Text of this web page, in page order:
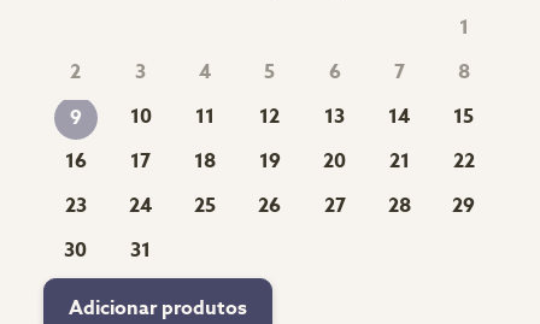
1
2
3 4 5 6 7
8
9
10 11 12 13 14
15
16
17 18 19 20 21
22
23
24 25 26 27 28
29
30
31
Adicionar produtos